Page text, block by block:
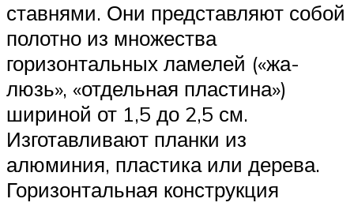
ставнями. Они представляют собой
полотно из множества
горизонтальных ламелей («жа-
люзь», «отдельная пластина»)
шириной от 1,5 до 2,5 см.
Изготавливают планки из
алюминия, пластика или дерева.
Горизонтальная конструкция